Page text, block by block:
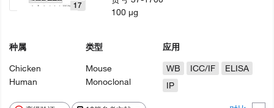
17
种属
Chicken
Human
类型
Mouse
Monoclonal
应用
WB
ICC/IF
ELISA
IP
100 µg